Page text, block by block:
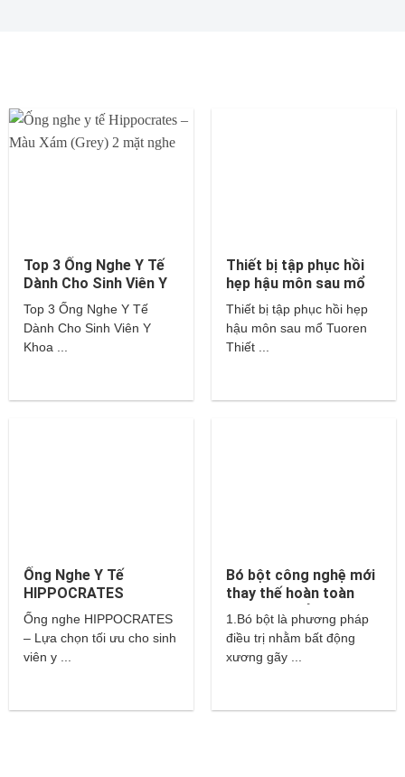
Top 3 Ống Nghe Y Tế
Dành Cho Sinh Viên Y
Khoa – Littmann,
Hippocrates,…
Top 3 Ống Nghe Y Tế
Dành Cho Sinh Viên Y
Khoa ...
Thiết bị tập phục hồi
hẹp hậu môn sau mổ
Tuoren
Thiết bị tập phục hồi hẹp
hậu môn sau mổ Tuoren
Thiết ...
Ống Nghe Y Tế
HIPPOCRATES
Ống nghe HIPPOCRATES
– Lựa chọn tối ưu cho sinh
viên y ...
Bó bột công nghệ mới
thay thế hoàn toàn
cho bột thuỷ tinh và
thạch cao?
1.Bó bột là phương pháp
điều trị nhằm bất động
xương gãy ...